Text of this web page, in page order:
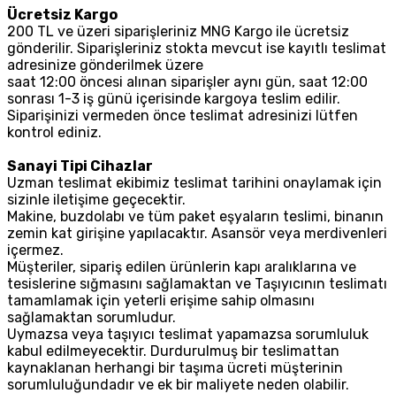
Ücretsiz Kargo
200 TL ve üzeri siparişleriniz MNG Kargo ile ücretsiz
gönderilir. Siparişleriniz stokta mevcut ise kayıtlı teslimat
adresinize gönderilmek üzere
saat 12:00 öncesi alınan siparişler aynı gün, saat 12:00
sonrası 1-3 iş günü içerisinde kargoya teslim edilir.
Siparişinizi vermeden önce teslimat adresinizi lütfen
kontrol ediniz.
Sanayi Tipi Cihazlar
Uzman teslimat ekibimiz teslimat tarihini onaylamak için
sizinle iletişime geçecektir.
Makine, buzdolabı ve tüm paket eşyaların teslimi, binanın
zemin kat girişine yapılacaktır. Asansör veya merdivenleri
içermez.
Müşteriler, sipariş edilen ürünlerin kapı aralıklarına ve
tesislerine sığmasını sağlamaktan ve Taşıyıcının teslimatı
tamamlamak için yeterli erişime sahip olmasını
sağlamaktan sorumludur.
Uymazsa veya taşıyıcı teslimat yapamazsa sorumluluk
kabul edilmeyecektir. Durdurulmuş bir teslimattan
kaynaklanan herhangi bir taşıma ücreti müşterinin
sorumluluğundadır ve ek bir maliyete neden olabilir.